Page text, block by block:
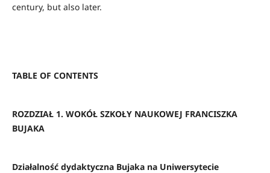
century, but also later.
TABLE OF CONTENTS
ROZDZIAŁ 1. WOKÓŁ SZKOŁY NAUKOWEJ FRANCISZKA
BUJAKA
Działalność dydaktyczna Bujaka na Uniwersytecie